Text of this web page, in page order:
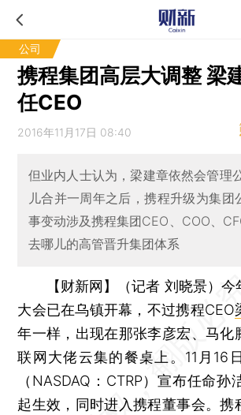
公司
携程集团高层大调整 梁
任CEO
2016年11月17日 08:40
但业内人士认为，梁建章依然会管理
儿合并一周年之后，携程升级为集团
事变动涉及携程集团CEO、COO、
去哪儿的高管晋升集团体系
【财新网】（记者 刘晓景） 今
大会已在乌镇开幕，不过携程CEO
年一样，出现在那张李彦宏、马化
联网大佬云集的餐桌上。11月16
（NASDAQ：CTRP）宣布任命孙
起生效，同时进入携程董事会。携